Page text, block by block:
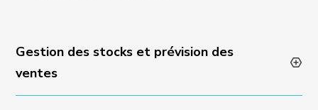
Gestion des stocks et prévision des
ventes